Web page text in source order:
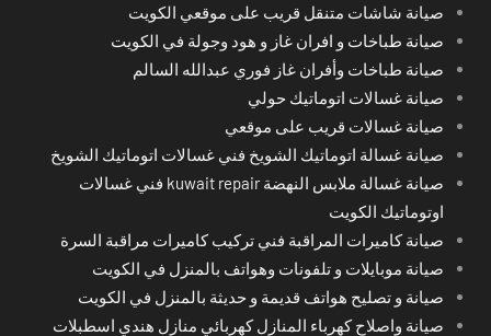
صيانة شاشات متنقل قريب على موقعي الكويت
صيانة طباخات و افران غاز و هود وجولة في الكويت
صيانة طباخات وأفران غاز فوري عبدالله السالم
صيانة غسالات اتوماتيك حولي
صيانة غسالات قريب على موقعي
صيانة غسالة اتوماتيك الشويخ فني غسالات اتوماتيك الشويخ
صيانة غسالة ملابس النهضة kuwait repair فني غسالات
اوتوماتيك الكويت
صيانة كاميرات المراقبة فني تركيب كاميرات مراقبة السرة
صيانة موبايلات و تلفونات وهواتف بالمنزل في الكويت
صيانة و تصليح هواتف قديمة و حديثة بالمنزل في الكويت
صيانة واصلاح كهرباء المنازل كهربائي منازل هندي اسطبلات